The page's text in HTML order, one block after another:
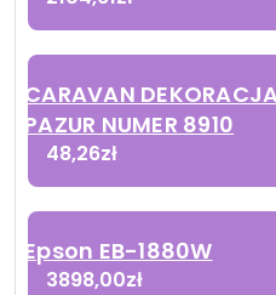
CARAVAN
PAZUR NUMER 8910
48,26zł
Epson EB-1880W
3898,00zł